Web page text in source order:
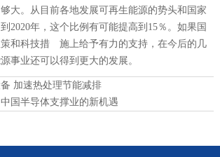
大。从目前各地发展可再生能源的势头和国家
2020年，这个比例有可能提高到15％。如果国
和科技措 施上给予有力的支持，在今后的几
事业还可以得到更大的发展。
加速热处理节能减排
国半导体支撑业的新机遇